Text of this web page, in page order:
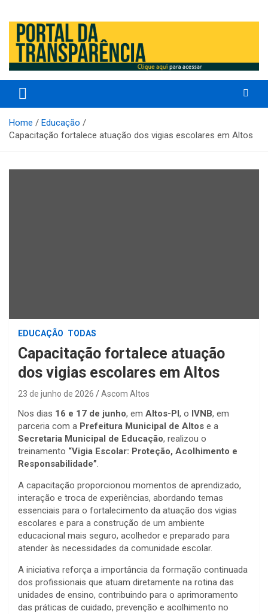
Prefeitura Municipal de Altos /
PI
Home
Educação
Capacitação fortalece atuação dos vigias escolares em Altos
EDUCAÇÃO TODAS
Capacitação fortalece atuação
dos vigias escolares em Altos
23 de junho de 2026 Ascom Altos
Nos dias 16 e 17 de junho, em Altos-PI , o IVNB, em
parceria com a Prefeitura Municipal de Altos e a
Secretaria Municipal de Educação, realizou o
treinamento “Vigia Escolar: Proteção, Acolhimento e
Responsabilidade”.
A capacitação proporcionou momentos de aprendizado,
interação e troca de experiências, abordando temas
essenciais para o fortalecimento da atuação dos vigias
escolares e para a construção de um ambiente
educacional mais seguro, acolhedor e preparado para
atender às necessidades da comunidade escolar.
A iniciativa reforça a importância da formação continuada
dos profissionais que atuam diretamente na rotina das
unidades de ensino, contribuindo para o aprimoramento
das práticas de cuidado, prevenção e acolhimento no